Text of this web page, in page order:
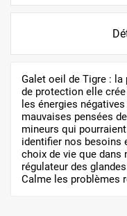
Galet oeil de Tigre : la
de protection elle
les énergies
mauvaises pensées
mineurs qui
identifier nos besoins
choix de vie que
régulateur des
Calme les problèmes